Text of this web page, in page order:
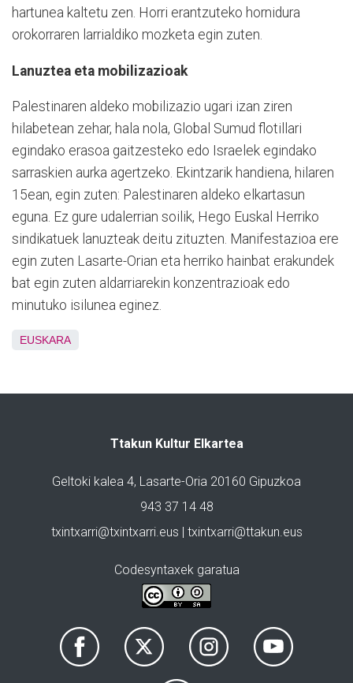
hartunea kaltetu zen. Horri erantzuteko hornidura
orokorraren larrialdiko mozketa egin zuten.
Lanuztea eta mobilizazioak
Palestinaren aldeko mobilizazio ugari izan ziren
hilabetean zehar, hala nola, Global Sumud flotillari
egindako erasoa gaitzesteko edo Israelek egindako
sarraskien aurka agertzeko. Ekintzarik handiena, hilaren
15ean, egin zuten: Palestinaren aldeko elkartasun
eguna. Ez gure udalerrian soilik, Hego Euskal Herriko
sindikatuek lanuzteak deitu zituzten. Manifestazioa ere
egin zuten Lasarte-Orian eta herriko hainbat erakundek
bat egin zuten aldarriarekin konzentrazioak edo
minutuko isilunea eginez.
EUSKARA
Ttakun Kultur Elkartea
Geltoki kalea 4, Lasarte-Oria 20160 Gipuzkoa
943 37 14 48
txintxarri@txintxarri.eus | txintxarri@ttakun.eus
Codesyntaxek garatua